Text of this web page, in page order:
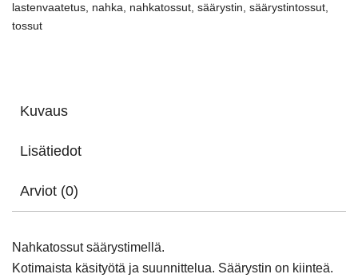
lastenvaatetus, nahka, nahkatossut, säärystin, säärystintossut,
tossut
Kuvaus
Lisätiedot
Arviot (0)
Nahkatossut säärystimellä.
Kotimaista käsityötä ja suunnittelua. Säärystin on kiinteä.